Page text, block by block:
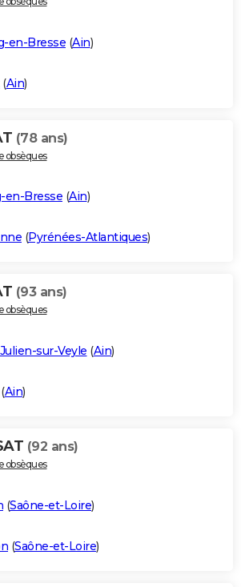
en-Bresse (Ain)
(Ain)
(78 ans)
obsèques
en-Bresse (Ain)
(Pyrénées-Atlantiques)
(93 ans)
obsèques
sur-Veyle (Ain)
Ain)
(92 ans)
obsèques
(Saône-et-Loire)
(Saône-et-Loire)